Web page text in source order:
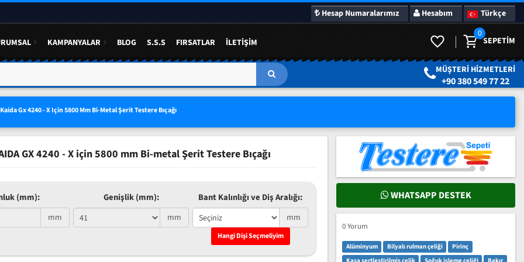
Hesap Numaralarımız Hesabım Türkçe
KAMPANYALAR BLOG S.S.S FIRSATLAR İLETIŞIM
0
SEPETIM
MÜŞTERI HIZMETLERI
+90 380 549 77 22
Kaida Gx 4240 - X Için 5800 Mm Bi-Metal Şerit Testere Bıçağı
GX 4240 - X için 5800 mm Bi-metal Şerit Testere Bıçağı
(mm):
mm
Genişlik (mm):
mm
Bant Kalınlığı ve Diş Aralığı:
mm
Hangi Dişi Seçmeliyim
WHATSAPP DESTEK
0 Yorum
Alüminyum Bilyalı rulman çeliği
Pirinç
YÜZDE 50 YE VARAN 3 LÜ SETLERDE AVANTAJLI FIYATLAR SÜRPRIZ KAMPANYALAR